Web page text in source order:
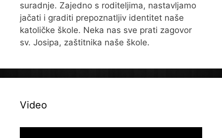
suradnje. Zajedno s roditeljima, nastavljamo
jačati i graditi prepoznatljiv identitet naše
katoličke škole. Neka nas sve prati zagovor
sv. Josipa, zaštitnika naše škole.
Video